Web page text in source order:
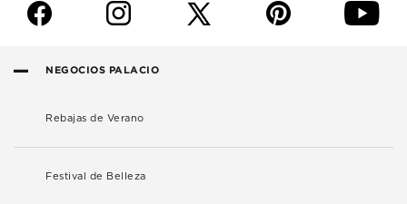
f i p y
NEGOCIOS PALACIO
Rebajas de Verano
Festival de Belleza